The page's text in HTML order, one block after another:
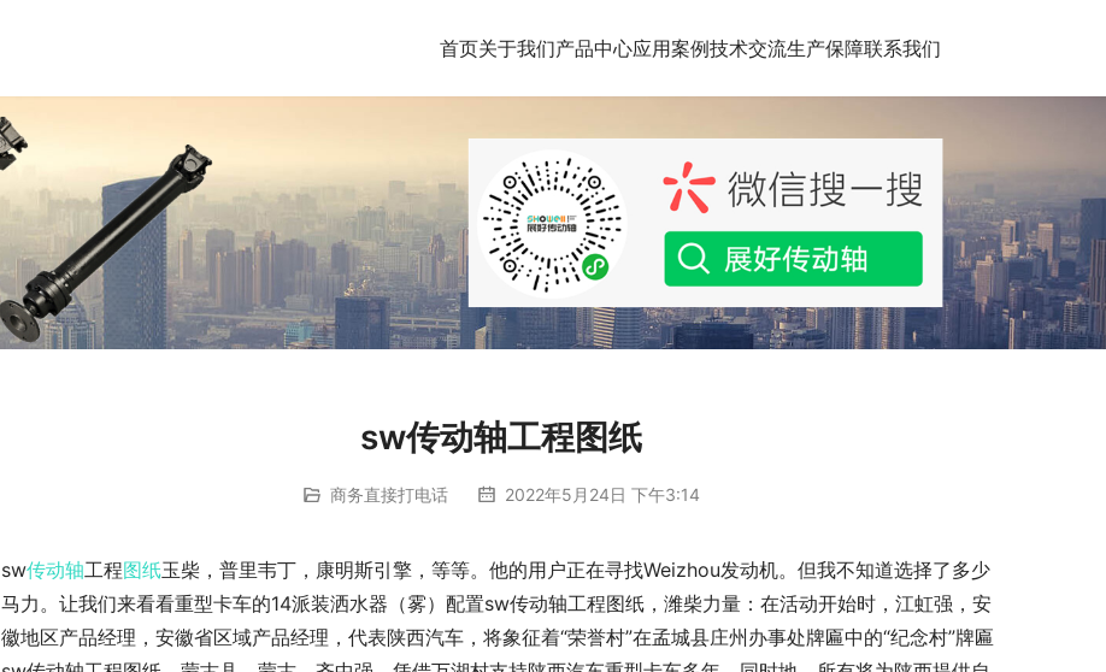
首页关于我们产品中心应用案例技术交流生产保障联系我们
sw传动轴工程图纸
商务直接打电话 2022年5月24日 下午3:14
sw传动轴工程图纸玉柴，普里韦丁，康明斯引擎，等等。他的用户正在寻找Weizhou发动机。但我不知道选择了多少
马力。让我们来看看重型卡车的14派装洒水器（雾）配置sw传动轴工程图纸，潍柴力量：在活动开始时，江虹强，安
徽地区产品经理，安徽省区域产品经理，代表陕西汽车，将象征着“荣誉村”在孟城县庄州办事处牌匾中的“纪念村”牌匾